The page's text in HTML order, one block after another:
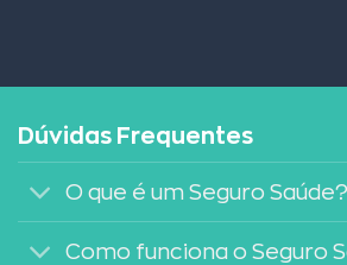
Dúvidas Frequentes
O que é um Seguro Saúde?
Como funciona o Seguro